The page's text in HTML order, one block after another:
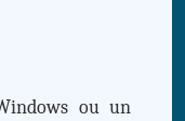
ou un